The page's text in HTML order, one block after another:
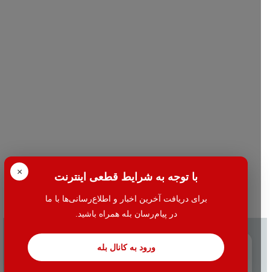
× با توجه به شرایط قطعی اینترنت
برای دریافت آخرین اخبار و اطلاع‌رسانی‌ها با ما
در پیام‌رسان بله همراه باشید.
ورود به کانال بله تماس با ما